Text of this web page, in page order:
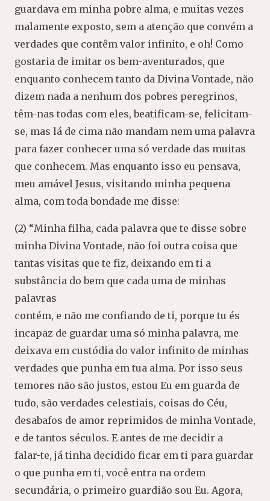
guardava em minha pobre alma, e muitas vezes
malamente exposto, sem a atenção que convém a
verdades que contêm valor infinito, e oh! Como
gostaria de imitar os bem-aventurados, que
enquanto conhecem tanto da Divina Vontade, não
dizem nada a nenhum dos pobres peregrinos,
têm-nas todas com eles, beatificam-se, felicitam-
se, mas lá de cima não mandam nem uma palavra
para fazer conhecer uma só verdade das muitas
que conhecem. Mas enquanto isso eu pensava,
meu amável Jesus, visitando minha pequena
alma, com toda bondade me disse:
(2) “Minha filha, cada palavra que te disse sobre
minha Divina Vontade, não foi outra coisa que
tantas visitas que te fiz, deixando em ti a
substância do bem que cada uma de minhas
palavras
contém, e não me confiando de ti, porque tu és
incapaz de guardar uma só minha palavra, me
deixava em custódia do valor infinito de minhas
verdades que punha em tua alma. Por isso seus
temores não são justos, estou Eu em guarda de
tudo, são verdades celestiais, coisas do Céu,
desabafos de amor reprimidos de minha Vontade,
e de tantos séculos. E antes de me decidir a
falar-te, já tinha decidido ficar em ti para guardar
o que punha em ti, você entra na ordem
secundária, o primeiro guardião sou Eu. Agora,